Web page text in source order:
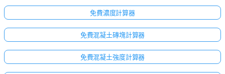
免費濃度計算器
免費混凝土磚塊計算器
免費混凝土強度計算器